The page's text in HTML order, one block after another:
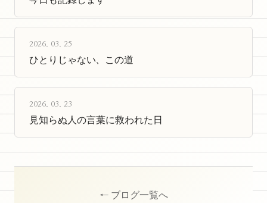
2026. 03. 25
ひとりじゃない、この道
2026. 03. 23
見知らぬ人の言葉に救われた日
← ブログ一覧へ